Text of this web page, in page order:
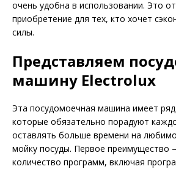
очень удобна в использовании. Это
приобретение для тех, кто хочет
силы.
Представляем
машину Electrolux
Эта посудомоечная машина имеет
которые обязательно порадуют
оставлять больше времени на
мойку посуды. Первое преимущество
количество программ, включая